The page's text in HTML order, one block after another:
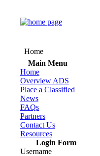
Home
Main Menu
Home
Overview ADS
Place a Classified
News
FAQs
Partners
Contact Us
Resources
Login Form
Username